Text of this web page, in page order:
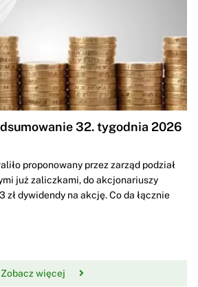
32. tygodnia 2026
proponowany przez zarząd podział
już zaliczkami, do akcjonariuszy
zł dywidendy na akcję. Co da łącznie
Zobacz więcej